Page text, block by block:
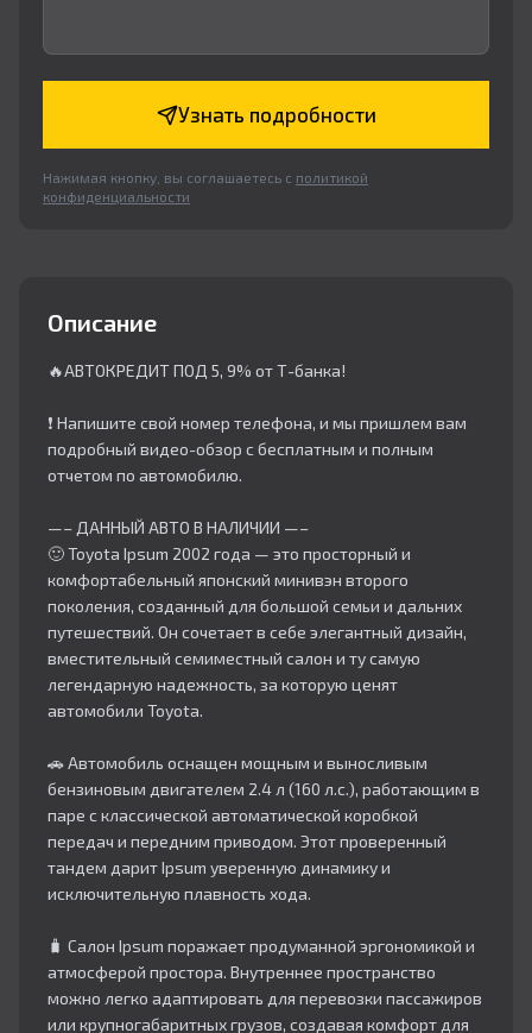
Узнать подробности
Нажимая кнопку, вы соглашаетесь с политикой
конфиденциальности
Описание
🔥АВТОКРЕДИТ ПОД 5, 9% от Т-банка!
❗ Напишите свой номер телефона, и мы пришлем вам
подробный видео-обзор с бесплатным и полным
отчетом по автомобилю.
—– ДАННЫЙ АВТО В НАЛИЧИИ —–
🙂 Toyota Ipsum 2002 года — это просторный и
комфортабельный японский минивэн второго
поколения, созданный для большой семьи и дальних
путешествий. Он сочетает в себе элегантный дизайн,
вместительный семиместный салон и ту самую
легендарную надежность, за которую ценят
автомобили Toyota.
🚗 Автомобиль оснащен мощным и выносливым
бензиновым двигателем 2.4 л (160 л.с.), работающим в
паре с классической автоматической коробкой
передач и передним приводом. Этот проверенный
тандем дарит Ipsum уверенную динамику и
исключительную плавность хода.
🧳 Салон Ipsum поражает продуманной эргономикой и
атмосферой простора. Внутреннее пространство
можно легко адаптировать для перевозки пассажиров
или крупногабаритных грузов, создавая комфорт для